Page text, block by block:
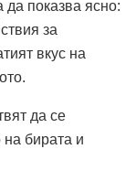
да показва ясно:
за
вкус на
да се
на бирата и